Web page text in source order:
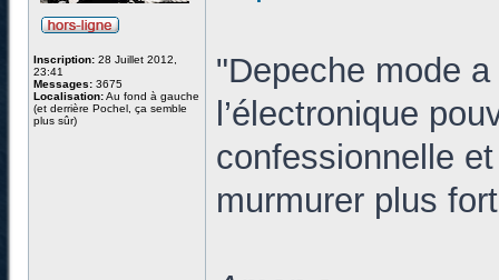
Inscription: 28 Juillet 2012,
23:41
Messages: 3675
Localisation:Au fond à gauche
(et derrière Pochel, ça semble
plus sûr)
"Depeche mode
l’électronique
confessionnelle
murmurer plus